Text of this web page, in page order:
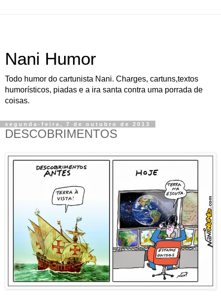
Nani Humor
Todo humor do cartunista Nani. Charges, cartuns,textos
humorísticos, piadas e a ira santa contra uma porrada de
coisas.
segunda-feira, 7 de outubro de 2013
DESCOBRIMENTOS